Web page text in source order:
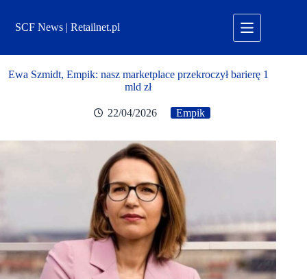
treściSCF News | Retailnet.pl
Ewa Szmidt, Empik: nasz marketplace przekroczył barierę 1
mld zł
22/04/2026 Empik